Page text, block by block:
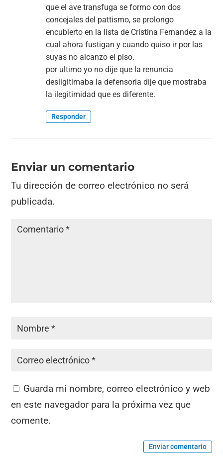
que el ave transfuga se formo con dos
concejales del pattismo, se prolongo
encubierto en la lista de Cristina Fernandez a la
cual ahora fustigan y cuando quiso ir por las
suyas no alcanzo el piso.
por ultimo yo no dije que la renuncia
desligitimaba la defensoria dije que mostraba
la ilegitimidad que es diferente.
Responder
Enviar un comentario
Tu dirección de correo electrónico no será
publicada.
Guarda mi nombre, correo electrónico y web
en este navegador para la próxima vez que
comente.
Enviar comentario